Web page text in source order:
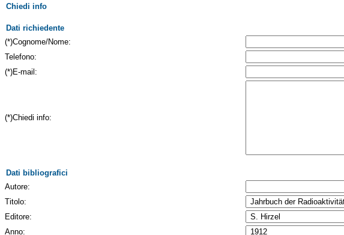
Chiedi info
Dati richiedente
(*)Cognome/Nome:
Telefono:
(*)E-mail:
(*)Chiedi info:
Dati bibliografici
Autore:
Titolo:
Editore:
Anno: